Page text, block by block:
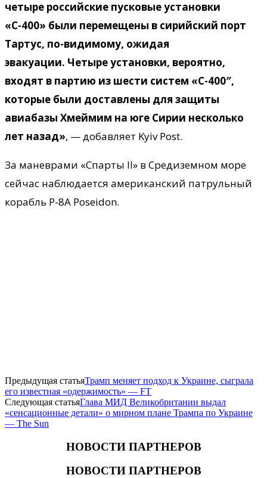
четыре российские пусковые установки
«С-400» были перемещены в сирийский порт
Тартус, по-видимому, ожидая
эвакуации. Четыре установки, вероятно,
входят в партию из шести систем «С-400″,
которые были доставлены для защиты
авиабазы Хмеймим на юге Сирии несколько
лет назад», — добавляет Kyiv Post.
За маневрами «Спарты II» в Средиземном море
сейчас наблюдается американский патрульный
корабль P-8A Poseidon.
Предыдущая статьяТрамп меняет подход к Украине, сыграла
его известная «одержимость» — FT
Следующая статьяГлава МИД Великобритании выдал
«сенсационные детали» о мирном плане Трампа по Украине
— The Sun
НОВОСТИ ПАРТНЕРОВ
НОВОСТИ ПАРТНЕРОВ